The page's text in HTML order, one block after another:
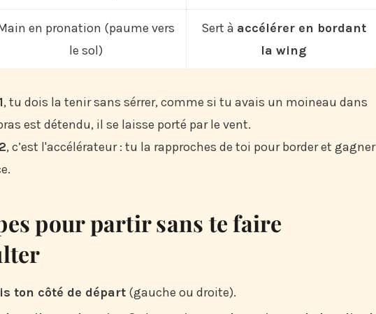
en pronation (paume vers
le sol)
Sert à accélérer en bordant
la wing
, tu dois la tenir sans sérrer, comme si tu avais un moineau dans
est détendu, il se laisse porté par le vent.
, c’est l'accélérateur : tu la rapproches de toi pour border et gagner
pour partir sans te faire
ton côté de départ (gauche ou droite).